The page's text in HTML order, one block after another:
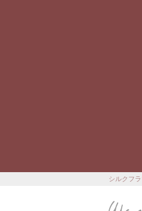
シルクフ